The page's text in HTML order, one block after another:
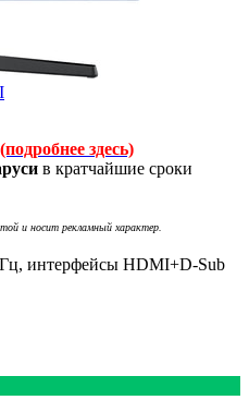
(подробнее здесь)
в кратчайшие сроки
и носит рекламный характер.
интерфейсы HDMI+D-Sub